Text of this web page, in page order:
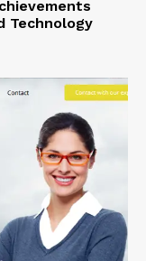
Technology